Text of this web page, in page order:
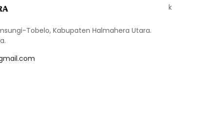
Tobelo, Kabupaten Halmahera Utara.
k